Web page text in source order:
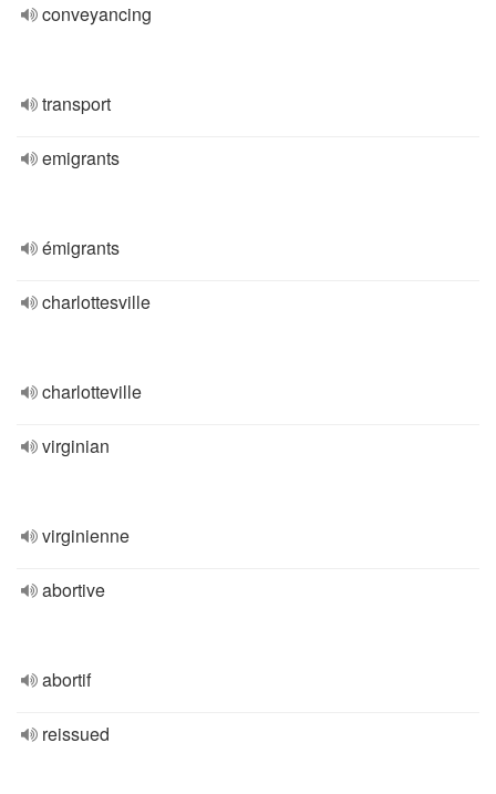
conveyancing
transport
emigrants
émigrants
charlottesville
charlotteville
virginian
virginienne
abortive
abortif
reissued